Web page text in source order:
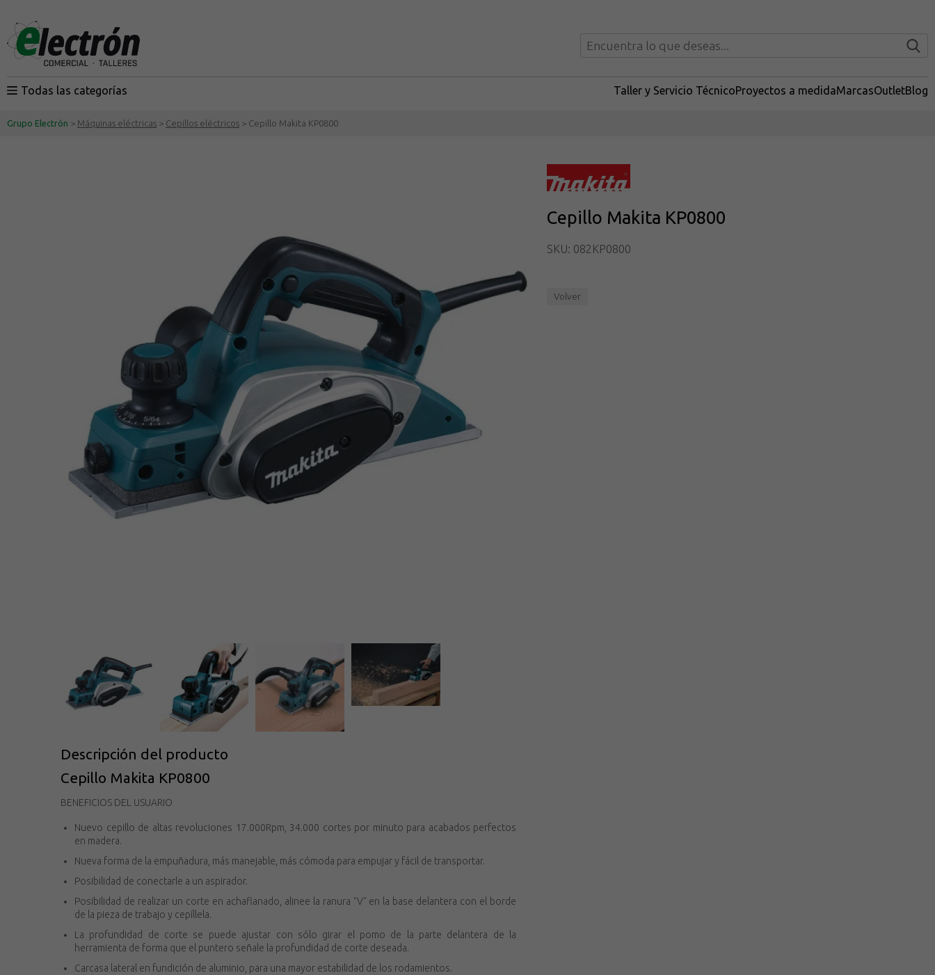
Todas las categorías Taller y Servicio TécnicoProyectos a medidaMarcasOutletBlog
Grupo Electrón > Máquinas eléctricas > Cepillos eléctricos > Cepillo Makita KP0800
Cepillo Makita KP0800
SKU: 082KP0800
Volver
Descripción del producto
Cepillo Makita KP0800
BENEFICIOS DEL USUARIO
Nuevo cepillo de altas revoluciones 17.000Rpm, 34.000 cortes por minuto para acabados perfectos
en madera.
Nueva forma de la empuñadura, más manejable, más cómoda para empujar y fácil de transportar.
Posibilidad de conectarle a un aspirador.
Posibilidad de realizar un corte en achaflanado, alinee la ranura "V" en la base delantera con el borde
de la pieza de trabajo y cepíllela.
La profundidad de corte se puede ajustar con sólo girar el pomo de la parte delantera de la
herramienta de forma que el puntero señale la profundidad de corte deseada.
Carcasa lateral en fundición de aluminio, para una mayor estabilidad de los rodamientos.